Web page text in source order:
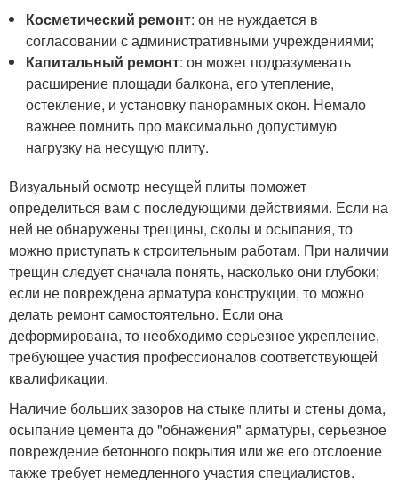
Косметический ремонт: он не нуждается в
согласовании с административными учреждениями;
Капитальный ремонт: он может подразумевать
расширение площади балкона, его утепление,
остекление, и установку панорамных окон. Немало
важнее помнить про максимально допустимую
нагрузку на несущую плиту.
Визуальный осмотр несущей плиты поможет
определиться вам с последующими действиями. Если на
ней не обнаружены трещины, сколы и осыпания, то
можно приступать к строительным работам. При наличии
трещин следует сначала понять, насколько они глубоки;
если не повреждена арматура конструкции, то можно
делать ремонт самостоятельно. Если она
деформирована, то необходимо серьезное укрепление,
требующее участия профессионалов соответствующей
квалификации.
Наличие больших зазоров на стыке плиты и стены дома,
осыпание цемента до "обнажения" арматуры, серьезное
повреждение бетонного покрытия или же его отслоение
также требует немедленного участия специалистов.